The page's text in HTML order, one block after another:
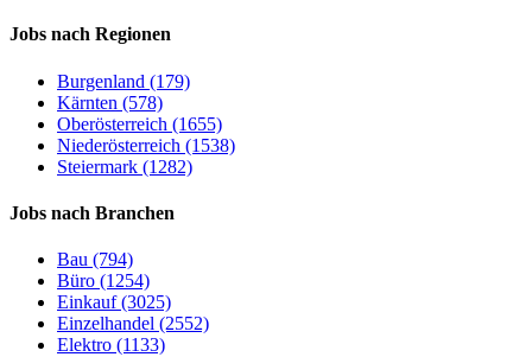
Jobs nach Regionen
Burgenland (179)
Kärnten (578)
Oberösterreich (1655)
Niederösterreich (1538)
Steiermark (1282)
Jobs nach Branchen
Bau (794)
Büro (1254)
Einkauf (3025)
Einzelhandel (2552)
Elektro (1133)